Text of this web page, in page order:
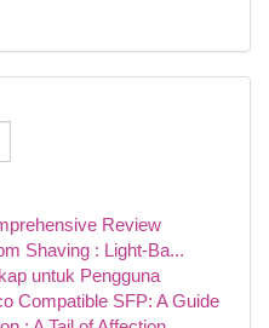
Review
Shaving : Light-Ba...
untuk Pengguna
Compatible SFP: A Guide